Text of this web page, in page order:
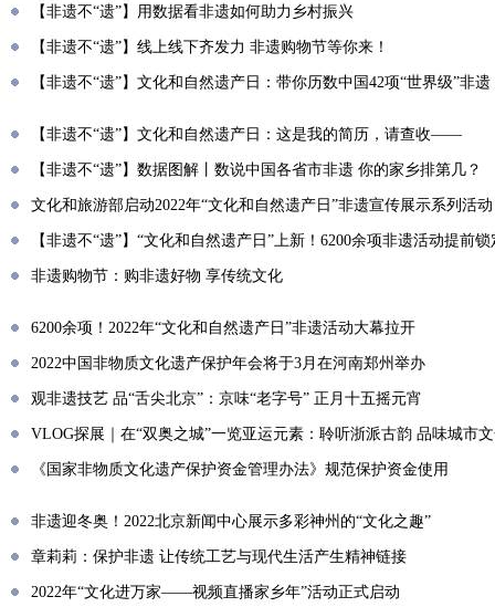
【非遗不“遗”】用数据看非遗如何助力乡村振兴
【非遗不“遗”】线上线下齐发力 非遗购物节等你来！
【非遗不“遗”】文化和自然遗产日：带你历数中国42项“世界级”非遗
【非遗不“遗”】文化和自然遗产日：这是我的简历，请查收——
【非遗不“遗”】数据图解丨数说中国各省市非遗 你的家乡排第几？
文化和旅游部启动2022年“文化和自然遗产日”非遗宣传展示系列活动
【非遗不“遗”】“文化和自然遗产日”上新！6200余项非遗活动提前锁
非遗购物节：购非遗好物 享传统文化
6200余项！2022年“文化和自然遗产日”非遗活动大幕拉开
2022中国非物质文化遗产保护年会将于3月在河南郑州举办
观非遗技艺 品“舌尖北京”：京味“老字号” 正月十五摇元宵
VLOG探展｜在“双奥之城”一览亚运元素：聆听浙派古韵 品味城市
《国家非物质文化遗产保护资金管理办法》规范保护资金使用
非遗迎冬奥！2022北京新闻中心展示多彩神州的“文化之趣”
章莉莉：保护非遗 让传统工艺与现代生活产生精神链接
2022年“文化进万家——视频直播家乡年”活动正式启动